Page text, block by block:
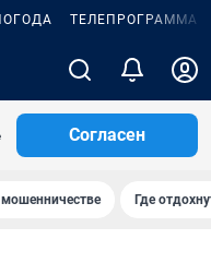
ТЕЛЕПРОГРАММА
Согласен
Где